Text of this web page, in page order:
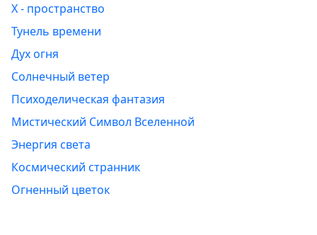
Х - пространство
Тунель времени
Дух огня
Солнечный ветер
Психоделическая фантазия
Мистический Символ Вселенной
Энергия света
Космический странник
Огненный цветок